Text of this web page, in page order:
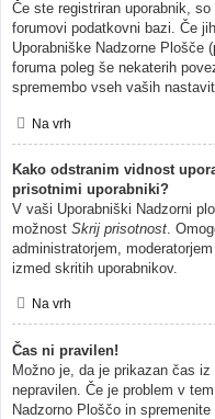
Če ste registriran uporabnik,
forumovi podatkovni bazi. Če
Uporabniške Nadzorne Plošče
foruma poleg še nekaterih
spremembo vseh vaših
Na vrh
Kako odstranim vidnost
prisotnimi uporabniki?
V vaši Uporabniški Nadzorni
možnost Skrij prisotnost .
administratorjem,
izmed skritih uporabnikov.
Na vrh
Čas ni pravilen!
Možno je, da je prikazan čas
nepravilen. Če je problem v
Nadzorno Ploščo in